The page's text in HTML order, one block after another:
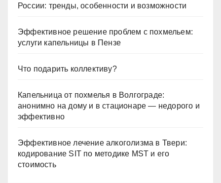
России: тренды, особенности и возможности
Эффективное решение проблем с похмельем:
услуги капельницы в Пензе
Что подарить коллективу?
Капельница от похмелья в Волгограде:
анонимно на дому и в стационаре — недорого и
эффективно
Эффективное лечение алкоголизма в Твери:
кодирование SIT по методике MST и его
стоимость